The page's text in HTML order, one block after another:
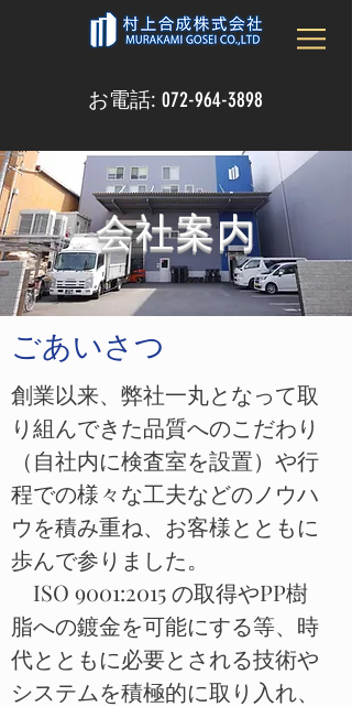
お電話: 072-964-3898
会社案内
ごあいさつ
創業以来、弊社一丸となって取
り組んできた品質へのこだわり
（自社内に検査室を設置）や行
程での様々な工夫などのノウハ
ウを積み重ね、お客様とともに
歩んで参りました。
ISO 9001:2015 の取得やPP樹
脂への鍍金を可能にする等、時
代とともに必要とされる技術や
システムを積極的に取り入れ、